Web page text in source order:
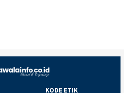
KODE ETIK